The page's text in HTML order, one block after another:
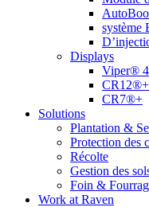
système
Displays
Viper®
CR12®+
CR7®+
Solutions
Plantation &
Protection des
Récolte
Gestion des
Foin &
Work at Raven